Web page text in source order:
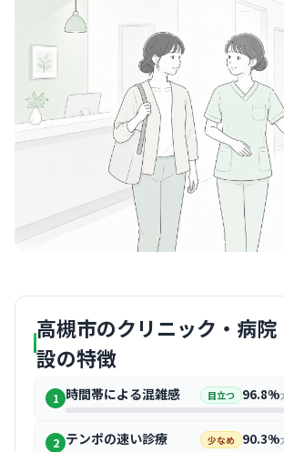
高槻市のクリニック・病院
設の特徴
1 時間帯による混雑感 目立つ 96.8%
2 テンポの速い診療 少なめ 90.3%